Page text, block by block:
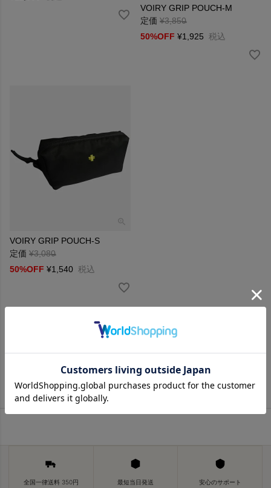
VOIRY GRIP POUCH-M
定価 ¥3,850
→
50%OFF ¥1,925 税込
VOIRY GRIP POUCH-S
定価 ¥3,080
→
50%OFF ¥1,540 税込
価格が安い順 価格が高い順
全国一律送料 350円 最短当日発送 安心のサポート